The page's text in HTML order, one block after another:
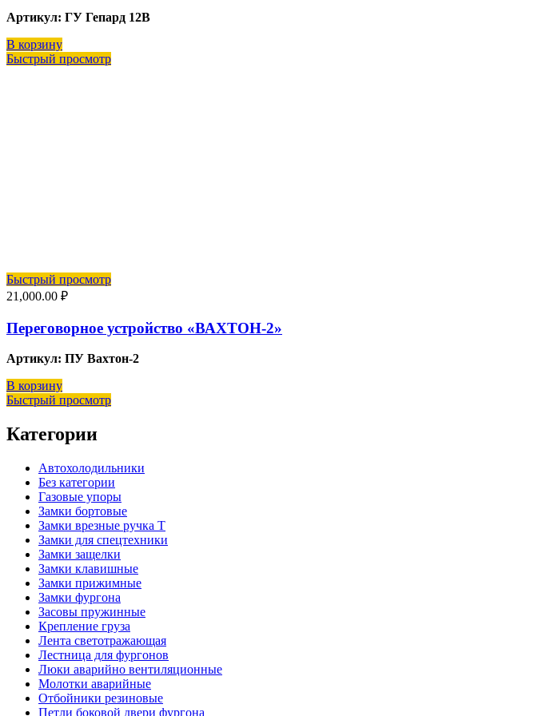
Артикул: ГУ Гепард 12В
В корзину
Быстрый просмотр
Быстрый просмотр
21,000.00 ₽
Переговорное устройство «ВАХТОН-2»
Артикул: ПУ Вахтон-2
В корзину
Быстрый просмотр
Категории
Автохолодильники
Без категории
Газовые упоры
Замки бортовые
Замки врезные ручка Т
Замки для спецтехники
Замки защелки
Замки клавишные
Замки прижимные
Замки фургона
Засовы пружинные
Крепление груза
Лента светотражающая
Лестница для фургонов
Люки аварийно вентиляционные
Молотки аварийные
Отбойники резиновые
Петли боковой двери фургона